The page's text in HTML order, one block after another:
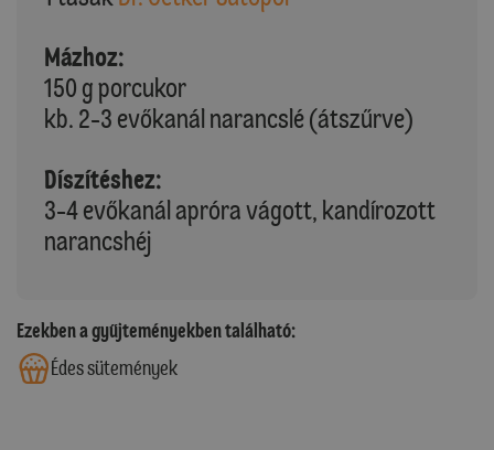
Mázhoz:
150 g porcukor
kb. 2-3 evőkanál narancslé (átszűrve)
Díszítéshez:
3-4 evőkanál apróra vágott, kandírozott
narancshéj
Ezekben a gyűjteményekben található:
Édes sütemények